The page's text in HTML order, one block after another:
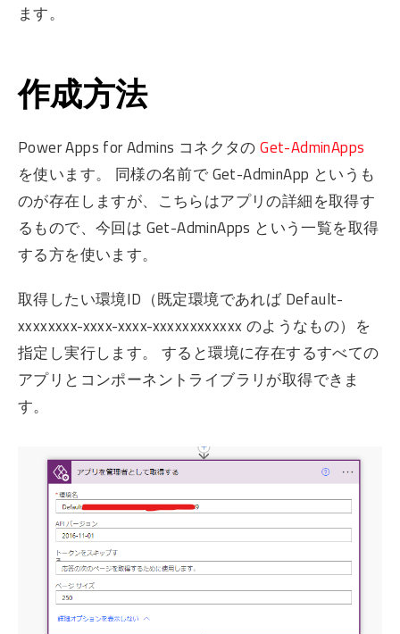
ます。
作成方法
Power Apps for Admins コネクタのGet-AdminApps
を使います。 同様の名前で Get-AdminApp というも
のが存在しますが、こちらはアプリの詳細を取得す
るもので、今回は Get-AdminApps という一覧を取得
する方を使います。
取得したい環境ID（既定環境であれば Default-
xxxxxxxx-xxxx-xxxx-xxxxxxxxxxxx のようなもの）を
指定し実行します。 すると環境に存在するすべての
アプリとコンポーネントライブラリが取得できま
す。